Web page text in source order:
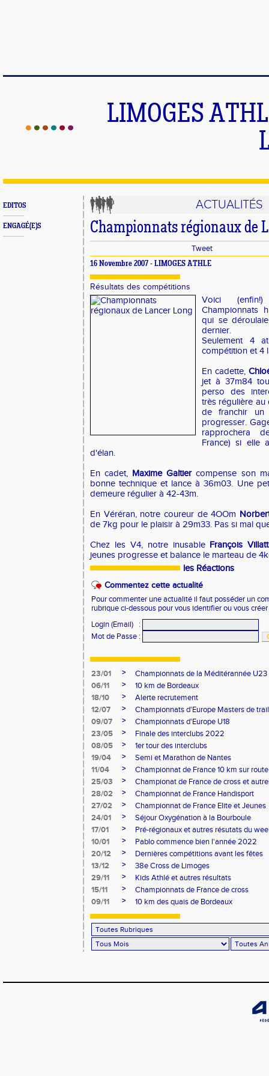
LIMOGES
EDITOS
ENGAGÉ(E)S
ACTUALITÉS
Championnats régionaux de
Tweet
16 Novembre 2007 - LIMOGES ATHLE
Résultats des compétitions
Voici
Championnats
qui se
dernier.
Seulement 4
compétition et 4
En cadette,
jet à 37m84
perso des
très régulière au
de franchir
progresser.
rapprochera
France) si elle
d'élan.
En cadet, Maxime Galtiercompense son
bonne technique et lance à 36m03. Une
demeure régulier à 42-43m.
En Véréran, notre coureur de 4OOm
de 7kg pour le plaisir à 29m33. Pas si mal
Chez les V4, notre inusable François
jeunes progresse et balance le marteau de
les Réactions
Commentez cette actualité
Pour commenter une actualité il faut posséder un
rubrique ci-dessous pour vous identifier ou vous
Login (Email)
:
Mot de Passe :
23/01 >
Championnats de la Méditérannée U23
06/11
>
10 km de Bordeaux
18/10
>
Alerte recrutement
12/07
>
Championnats d'Europe Masters de trail
09/07
>
Championnats d'Europe U18
23/05
>
Finale des interclubs 2022
08/05
>
1er tour des interclubs
19/04
>
Semi et Marathon de Nantes
11/04
>
Championnat de France 10 km sur route
25/03
>
Championat de France de cross et
28/02
>
Championnat de France Handisport
27/02
>
Championnat de France Elite et Jeunes
24/01
>
Séjour Oxygénation à la Bourboule
17/01
>
Pré-régionaux et autres résutats du
10/01
>
Pablo commence bien l'année 2022
20/12
>
Dernières compétitions avant les fêtes
13/12
>
38e Cross de Limoges
29/11
>
Kids Athlé et autres résultats
15/11
>
Championnats de France de cross
09/11
> 10 km des quais de Bordeaux